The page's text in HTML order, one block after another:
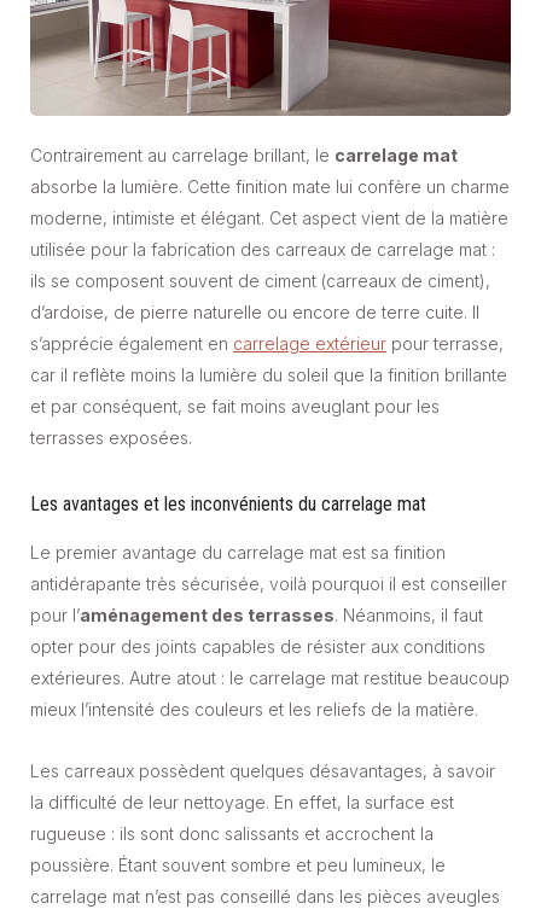
Contrairement au carrelage brillant, le carrelage mat
absorbe la lumière. Cette finition mate lui confère un charme
moderne, intimiste et élégant. Cet aspect vient de la matière
utilisée pour la fabrication des carreaux de carrelage mat :
ils se composent souvent de ciment (carreaux de ciment),
d’ardoise, de pierre naturelle ou encore de terre cuite. Il
s’apprécie également en carrelage extérieur pour terrasse,
car il reflète moins la lumière du soleil que la finition brillante
et par conséquent, se fait moins aveuglant pour les
terrasses exposées.
Les avantages et les inconvénients du carrelage mat
Le premier avantage du carrelage mat est sa finition
antidérapante très sécurisée, voilà pourquoi il est conseiller
pour l’aménagement des terrasses. Néanmoins, il faut
opter pour des joints capables de résister aux conditions
extérieures. Autre atout : le carrelage mat restitue beaucoup
mieux l’intensité des couleurs et les reliefs de la matière.
Les carreaux possèdent quelques désavantages, à savoir
la difficulté de leur nettoyage. En effet, la surface est
rugueuse : ils sont donc salissants et accrochent la
poussière. Étant souvent sombre et peu lumineux, le
carrelage mat n’est pas conseillé dans les pièces aveugles